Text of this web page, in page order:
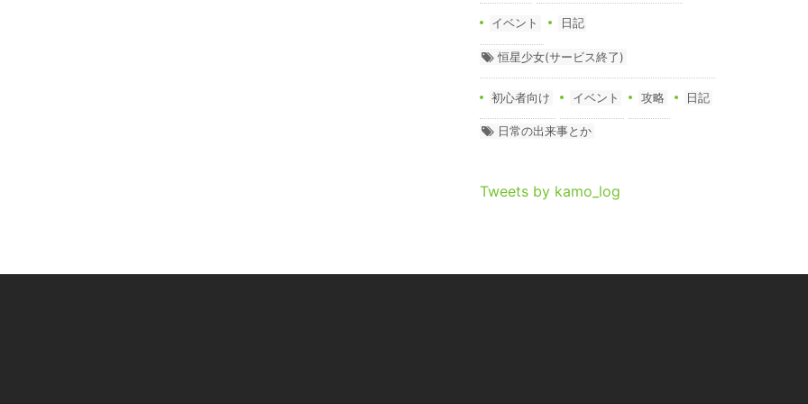
イベント 日記
恒星少女(サービス終了)
初心者向け イベント 攻略 日記
日常の出来事とか
Tweets by kamo_log